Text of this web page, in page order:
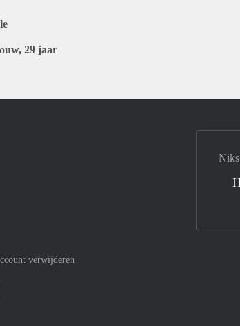
29 jaar
verwijderen
Mastercard
af met Meastro